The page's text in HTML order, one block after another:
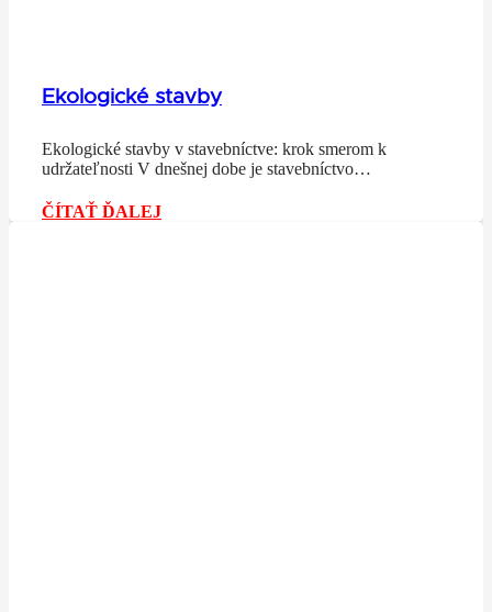
Ekologické stavby
Ekologické stavby v stavebníctve: krok smerom k
udržateľnosti V dnešnej dobe je stavebníctvo…
ČÍTAŤ ĎALEJ